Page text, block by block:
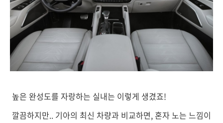
높은 완성도를 자랑하는 실내는 이렇게 생겼죠!
깔끔하지만.. 기아의 최신 차량과 비교하면, 혼자 노는 느낌이